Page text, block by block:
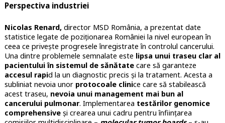
Perspectiva industriei
Nicolas Renard, director MSD România, a prezentat date
statistice legate de poziționarea României la nivel european în
ceea ce privește progresele înregistrate în controlul cancerului.
Una dintre problemele semnalate este lipsa unui traseu clar al
pacientului în sistemul de sănătatecare să garanteze
accesul rapid la un diagnostic precis și la tratament. Acesta a
subliniat nevoia unor protocoale clinice care să stabilească
acest traseu, nevoia unui management mai bun al
cancerului pulmonar. Implementarea testărilor genomice
comprehensiveși crearea unui cadru pentru înființarea